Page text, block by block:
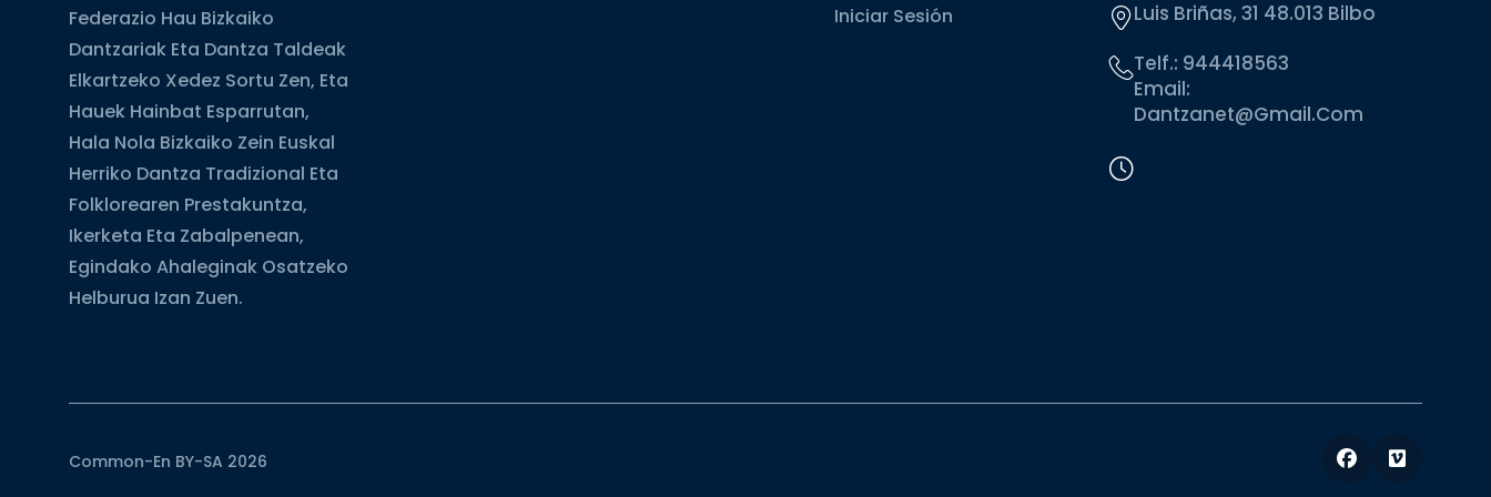
Federazio Hau Bizkaiko
Dantzariak Eta Dantza Taldeak
Elkartzeko Xedez Sortu Zen, Eta
Hauek Hainbat Esparrutan,
Hala Nola Bizkaiko Zein Euskal
Herriko Dantza Tradizional Eta
Folklorearen Prestakuntza,
Ikerketa Eta Zabalpenean,
Egindako Ahaleginak Osatzeko
Helburua Izan Zuen.
Iniciar Sesión
Luis Briñas, 31 48.013 Bilbo
Telf.: 944418563
Email:
Dantzanet@gmail.com
Common-En BY-SA 2026 Facebook
Vimeo